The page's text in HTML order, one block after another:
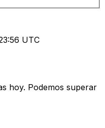
UTC
hoy. Podemos superar